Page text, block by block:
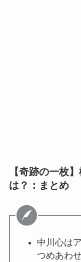
【奇跡の一枚
は？：まとめ
中川心は
つめあわ